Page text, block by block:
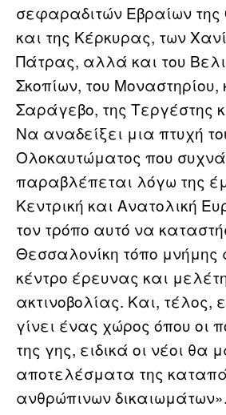
σεφαραδιτών Εβραίων της
και της Κέρκυρας, των
Πάτρας, αλλά και του
Σκοπίων, του Μοναστηρίου,
Σαράγεβο, της Τεργέστης
Να αναδείξει μια πτυχή
Ολοκαυτώματος που συχνά
παραβλέπεται λόγω της
Κεντρική και Ανατολική
τον τρόπο αυτό να
Θεσσαλονίκη τόπο
κέντρο έρευνας και
ακτινοβολίας. Και, τέλος,
γίνει ένας χώρος όπου οι
της γης, ειδικά οι νέοι θα
αποτελέσματα της
ανθρώπινων δικαιωμάτων».